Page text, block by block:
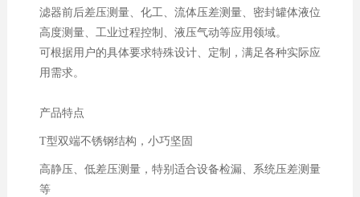
滤器前后差压测量、化工、流体压差测量、密封罐体液位
高度测量、工业过程控制、液压气动等应用领域。
可根据用户的具体要求特殊设计、定制，满足各种实际应
用需求。
产品特点
T型双端不锈钢结构，小巧坚固
高静压、低差压测量，特别适合设备检漏、系统压差测量
等